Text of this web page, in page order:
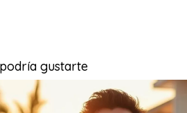
Carlos aprovecha
tenía una casa en Miami pero
maniobra le permitió
gustarte